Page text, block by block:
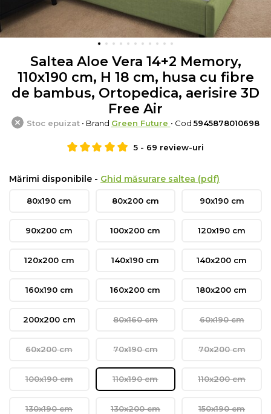
Saltea Aloe Vera 14+2 Memory,
110x190 cm, H 18 cm, husa cu fibre
de bambus, Ortopedica, aerisire 3D
Free Air
Stoc epuizat• Brand Green Future • Cod5945878010698
5 - 69 review-uri
Mărimi disponibile - Ghid măsurare saltea (pdf)
80x190 cm 80x200 cm 90x190 cm
90x200 cm 100x200 cm 120x190 cm
120x200 cm 140x190 cm 140x200 cm
160x190 cm 160x200 cm 180x200 cm
200x200 cm 80x160 cm 60x190 cm
60x200 cm 70x190 cm 70x200 cm
100x190 cm 110x190 cm 110x200 cm
130x190 cm 130x200 cm 150x190 cm